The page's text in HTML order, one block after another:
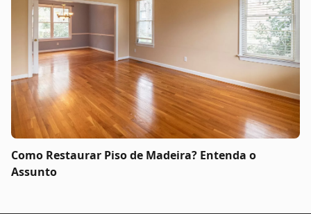
Como Restaurar Piso de Madeira? Entenda o
Assunto